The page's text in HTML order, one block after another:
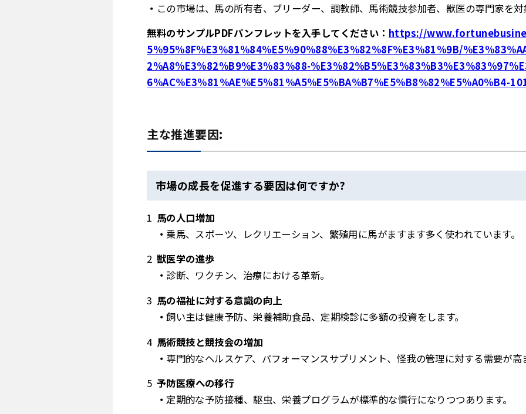
この市場は、馬の所有者、ブリーダー、調教師、馬術競技参加者、獣医の専門家を
無料のサンプルPDFパンフレットを入手してください： https://
5%95%8F%E3%81%84%E5%90%88%E3%82%8F%E3%81%9B/
2%A8%E3%82%B9%E3%83%88-
6%AC%E3%81%AE%E5%81%A5%E5%BA%B7%E5%B8%82%E5%A0%B4-
主な推進要因:
市場の成長を促進する要因は何ですか?
馬の人口増加
乗馬、スポーツ、レクリエーション、繁殖用に馬がますます多く使われています。
獣医学の進歩
診断、ワクチン、治療における革新。
馬の福祉に対する意識の向上
飼い主は健康予防、栄養補助食品、定期検診に多額の投資をします。
馬術競技と競技会の増加
専門的なヘルスケア、パフォーマンスサプリメント、怪我の管理に対する需要が高
予防医療への移行
定期的な予防接種、駆虫、栄養プログラムが標準的な慣行になりつつあります。